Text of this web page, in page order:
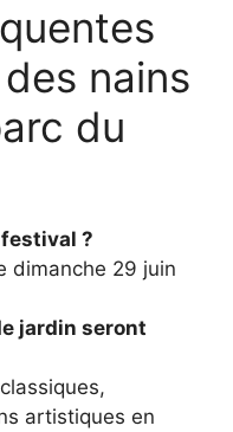
nains
du
?
dimanche 29 juin
jardin seront
artistiques en